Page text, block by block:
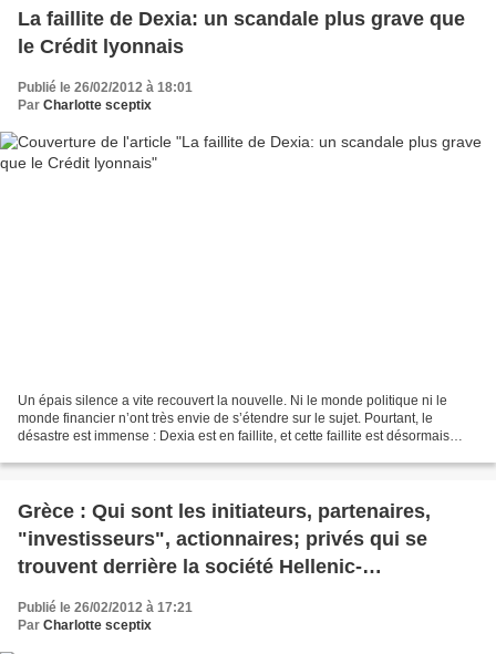
La faillite de Dexia: un scandale plus grave que
le Crédit lyonnais
Publié le 26/02/2012 à 18:01
Par Charlotte sceptix
Un épais silence a vite recouvert la nouvelle. Ni le monde politique ni le
monde financier n’ont très envie de s’étendre sur le sujet. Pourtant, le
désastre est immense : Dexia est en faillite, et cette faillite est désormais
Grèce : Qui sont les initiateurs, partenaires,
"investisseurs", actionnaires; privés qui se
trouvent derrière la société Hellenic-
Securitisation-SA
Publié le 26/02/2012 à 17:21
Par Charlotte sceptix